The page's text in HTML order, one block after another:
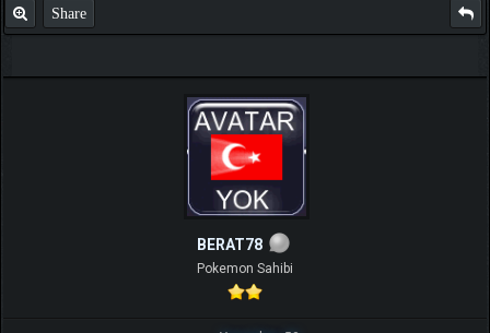
Share
BERAT78
Pokemon Sahibi